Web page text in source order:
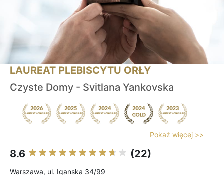
LAUREAT PLEBISCYTU ORŁY
Czyste Domy - Svitlana Yankovska
Pokaż więcej >>
8.6 (22)
Warszawa, ul. Iganska 34/99